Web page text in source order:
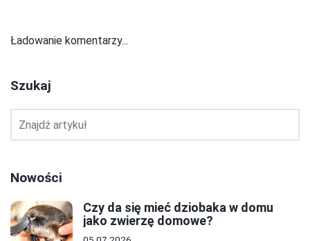
Ładowanie komentarzy...
Szukaj
Nowości
Czy da się mieć dziobaka w domu
jako zwierzę domowe?